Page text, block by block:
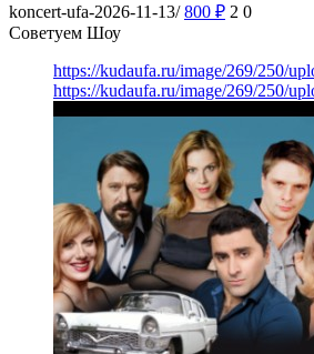
koncert-ufa-2026-11-13/ 800 ₽ 2 0
Советуем Шоу
https://kudaufa.ru/image/269/250/
https://kudaufa.ru/image/269/250/